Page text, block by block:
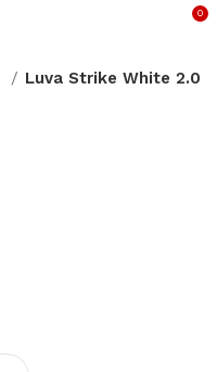
0
Luva Strike White 2.0